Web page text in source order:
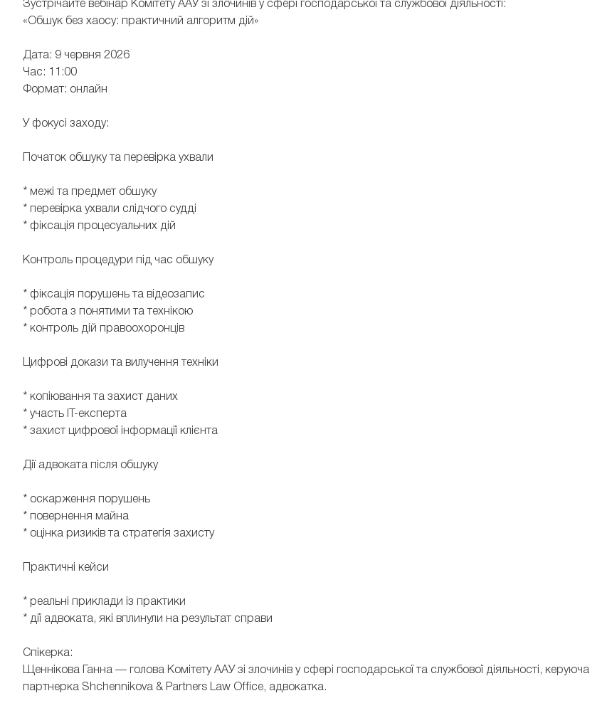
Зустрічайте вебінар Комітету ААУ зі злочинів у сфері господарської та службової діяльності:
«Обшук без хаосу: практичний алгоритм дій»
Дата: 9 червня 2026
Час: 11:00
Формат: онлайн
У фокусі заходу:
Початок обшуку та перевірка ухвали
* межі та предмет обшуку
* перевірка ухвали слідчого судді
* фіксація процесуальних дій
Контроль процедури під час обшуку
* фіксація порушень та відеозапис
* робота з понятими та технікою
* контроль дій правоохоронців
Цифрові докази та вилучення техніки
* копіювання та захист даних
* участь IT-експерта
* захист цифрової інформації клієнта
Дії адвоката після обшуку
* оскарження порушень
* повернення майна
* оцінка ризиків та стратегія захисту
Практичні кейси
* реальні приклади із практики
* дії адвоката, які вплинули на результат справи
Спікерка:
Щеннікова Ганна — голова Комітету ААУ зі злочинів у сфері господарської та службової діяльності, керуюча
партнерка Shchennikova & Partners Law Office, адвокатка.